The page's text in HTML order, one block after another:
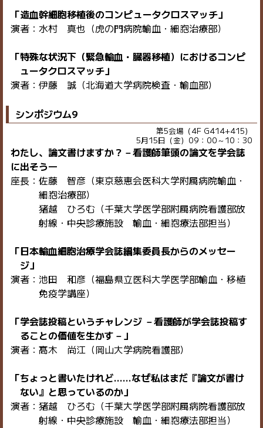
「造血幹細胞移植後のコンピュータクロスマッチ」
演者：水村 真也（虎の門病院輸血・細胞治療部）
「特殊な状況下（緊急輸血・臓器移植）におけるコンピ
ュータクロスマッチ」
演者：伊藤 誠（北海道大学病院検査・輸血部）
シンポジウム9
第5会場（4F G414+415）
5月15日（金）09：00～10：30
わたし、論文書けますか？－看護師筆頭の論文を学会誌
に出そう―
座長：佐藤 智彦（東京慈恵会医科大学附属病院輸血・
細胞治療部）
猪越 ひろむ（千葉大学医学部附属病院看護部放
射線・中央診療施設 輸血・細胞療法部担当）
「日本輸血細胞治療学会誌編集委員長からのメッセー
ジ」
演者：池田 和彦（福島県立医科大学医学部輸血・移植
免疫学講座）
「学会誌投稿というチャレンジ －看護師が学会誌投稿す
ることの価値を生かす－」
演者：髙木 尚江（岡山大学病院看護部）
「ちょっと書いたけれど……なぜ私はまだ『論文が書け
ない』と思っているのか」
演者：猪越 ひろむ（千葉大学医学部附属病院看護部放
射線・中央診療施設 輸血・細胞療法部担当）